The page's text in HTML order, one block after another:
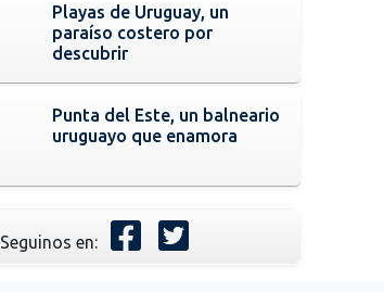
Playas de Uruguay, un
paraíso costero por
descubrir
Punta del Este, un balneario
uruguayo que enamora
Seguinos en: